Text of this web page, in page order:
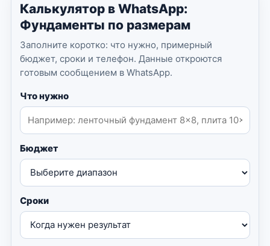
Калькулятор в WhatsApp:
Фундаменты по размерам
Заполните коротко: что нужно, примерный
бюджет, сроки и телефон. Данные откроются
готовым сообщением в WhatsApp.
Что нужно
Бюджет
Сроки